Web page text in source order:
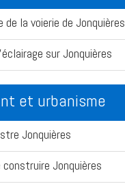
de la voierie de Jonquières
sur Jonquières
et urbanisme
Jonquières
construire Jonquières